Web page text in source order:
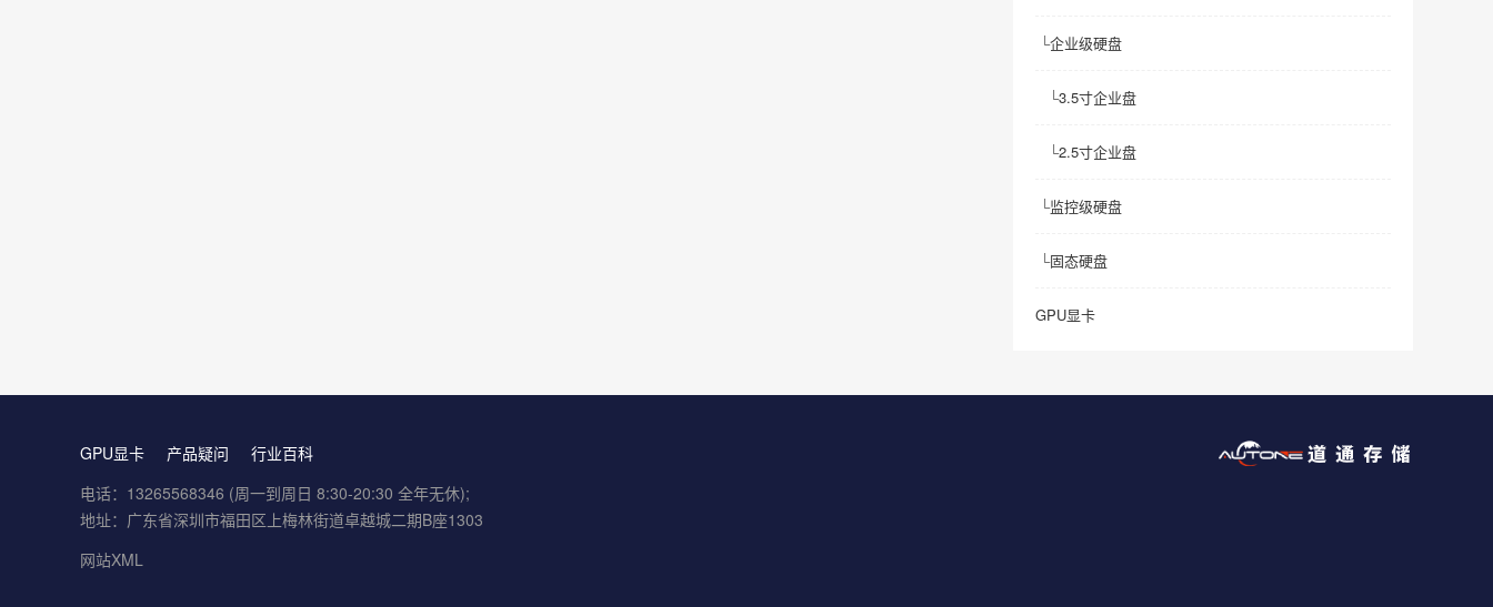
└企业级硬盘
└3.5寸企业盘
└2.5寸企业盘
└监控级硬盘
└固态硬盘
GPU显卡
GPU显卡 产品疑问
行业百科
电话：13265568346 (周一到周日 8:30-20:30 全年无休);
地址：广东省深圳市福田区上梅林街道卓越城二期B座1303
网站XML